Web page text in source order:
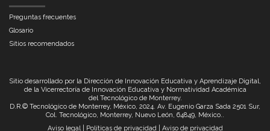
Preguntas frecuentes
Glosario
Sitios recomendados
Sitio desarrollado por la Dirección de Innovación Educativa y Aprendizaje Digital,
de la Vicerrectoría de Innovación Educativa y Normatividad Académica
delTecnológico de Monterrey.
D.R.© Tecnológico de Monterrey, México, 2024. Av. Eugenio Garza Sada 2501 Sur,
Col. Tecnológico, Monterrey, Nuevo León, 64849, México..
Aviso legal| Políticas de privacidad| Aviso de privacidad